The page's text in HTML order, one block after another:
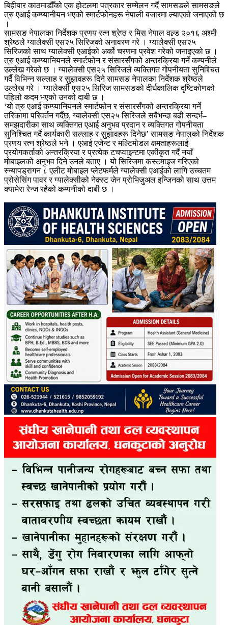
बिहीबार काठमाडौँको एक होटलमा पत्रकार सम्मेलन गर्दै सामसङले सामसङले
त्रु एआई कम्प्यानीयन भएको स्मार्टफोनहरू नेपाली बजारमा ल्याएको जनाएको छ
।
सामसङ नेपालका निर्देशक प्रणय रत्न श्रेष्ठ र मिस नेपाल वल्र्ड २०१६ अश्मी
श्रेष्ठले ग्यालेक्सी एस२५ सिरिजको अनावरण गरे । ग्यालेक्सी एस२५
सिरिजको साथ ग्यालेक्सी एआईको अर्को चरणमा प्रवेश गरेको जनाइएको छ ।
त्रु एआई कम्प्यानियनले स्मार्टफोन र संसारसँगको अन्तरक्रिया गर्ने कम्पनीले
उल्लेख गरेको छ । ग्यालेक्सी एस२५ सिरिजले व्यक्तिगत गोपनीयता सुनिश्चित
गर्दै विभिन्न सल्लाह र सुझावहरू दिने सामसङ नेपालका निर्देशक श्रेष्ठले
उल्लेख गरे । ग्यालेक्सी एस२५ सिरिज सामसङको दीर्घकालिक दृष्टिकोणको
पहिलो कदम भएको उनको दाबी छ ।
‘यो त्रु एआई कम्प्यानियनले स्मार्टफोन र संसारसँगको अन्तरक्रिया गर्ने
तरिकामा परिवर्तन गर्दैछ, ग्यालेक्सी एस२५ सिरिजले सबैभन्दा बढी सन्दर्भ–
समझदारीका साथ व्यक्तिगत एआई अनुभव प्रदान र व्यक्तिगत गोपनीयता
सुनिश्चित गर्दै कार्यकारी सल्लाह र सुझावहरू दिनेछ’ सामसङ नेपालको निर्देशक
प्रणय रत्न श्रेष्ठले भने । एआई एजेन्ट र मल्टिमोडल क्षमताहरूलाई
प्रयोगकर्ताको अन्तरक्रिया र प्रत्येक टचप्वाइन्टमा एकीकृत गर्दै नयाँ
मोबाइलको अनुभव दिने उनले बताए । यो सिरिजमा कस्टमाइज गरिएको
स्न्यापड्रागन ८ एलीट मोबाइल प्लेटफर्मले ग्यालेक्सी एआईको लागि उच्चतम
प्रोसेसिंग पावर र ग्यालेक्सीको नेक्स्ट जेन प्रोभिजुअल इन्जिनको साथ उत्तम
क्यामेरा रेन्ज रहेको कम्पनीको दाबी छ ।